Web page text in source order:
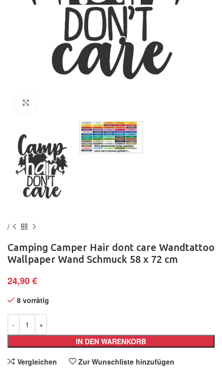
Camping Camper Hair dont care Wandtattoo
Wallpaper Wand Schmuck 58 x 72 cm
24,90€
8 vorrätig
IN DEN WARENKORB
Vergleichen Zur Wunschliste hinzufügen